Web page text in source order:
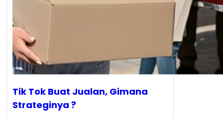
Tik Tok Buat Jualan, Gimana
Strateginya ?